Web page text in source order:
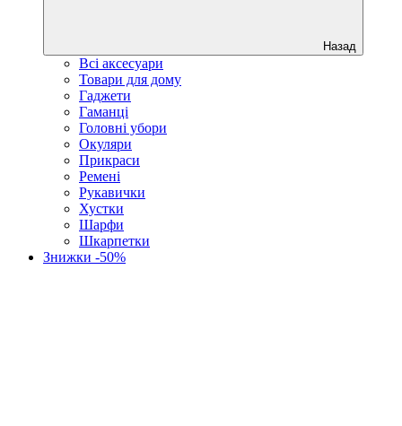
Назад
Всі аксесуари
Товари для дому
Гаджети
Гаманці
Головні убори
Окуляри
Прикраси
Ремені
Рукавички
Хустки
Шарфи
Шкарпетки
Знижки -50%